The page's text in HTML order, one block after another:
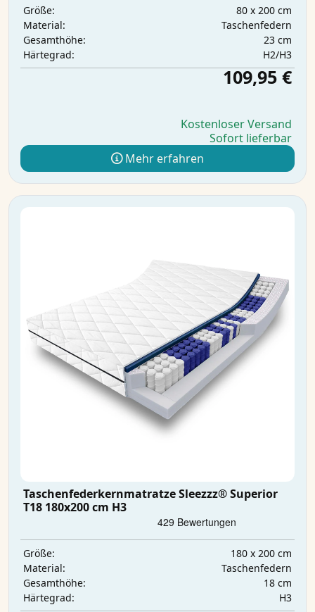
Größe:
80 x 200 cm
Material:
Taschenfedern
Gesamthöhe:
23 cm
Härtegrad:
H2/H3
109,95 €
Kostenloser Versand
Sofort lieferbar
Mehr erfahren
Taschenfederkernmatratze Sleezzz® Superior
T18 180x200 cm H3
Größe:
180 x 200 cm
Material:
Taschenfedern
Gesamthöhe:
18 cm
Härtegrad:
H3